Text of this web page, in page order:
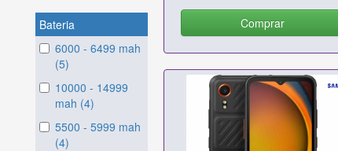
Bateria
6000 - 6499 mah
(5)
10000 - 14999
mah (4)
5500 - 5999 mah
(4)
Comprar